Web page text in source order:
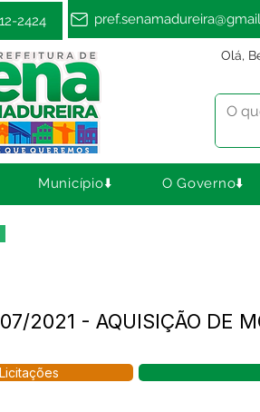
2424
Olá,
Município⬇️ O Governo⬇️
2021 - AQUISIÇÃO DE
Licitações